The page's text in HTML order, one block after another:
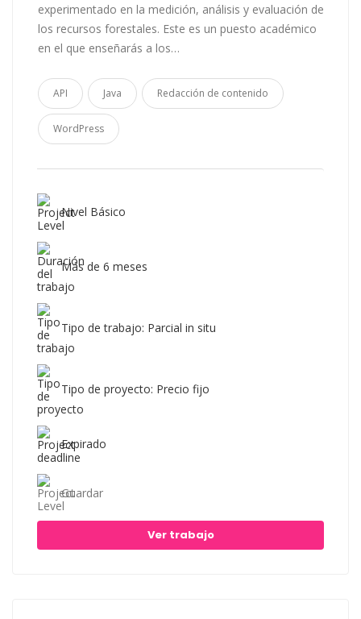
experimentado en la medición, análisis y evaluación de
los recursos forestales. Este es un puesto académico
en el que enseñarás a los…
API Java Redacción de contenido
WordPress
Nivel Básico
Más de 6 meses
Tipo de trabajo: Parcial in situ
Tipo de proyecto: Precio fijo
Expirado
Guardar
Ver trabajo